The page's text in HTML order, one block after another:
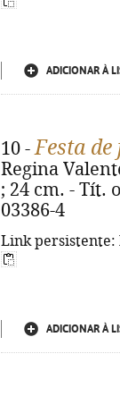
ADICIONAR À
10 -Festa
Regina
; 24 cm. - Tít.
03386-4
Link
ADICIONAR À